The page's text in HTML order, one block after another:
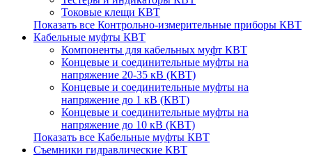
Токовые клещи КВТ
Показать все Контрольно-измерительные приборы КВТ
Кабельные муфты КВТ
Компоненты для кабельных муфт КВТ
Концевые и соединительные муфты на
напряжение 20-35 кВ (КВТ)
Концевые и соединительные муфты на
напряжение до 1 кВ (КВТ)
Концевые и соединительные муфты на
напряжение до 10 кВ (КВТ)
Показать все Кабельные муфты КВТ
Съемники гидравлические КВТ